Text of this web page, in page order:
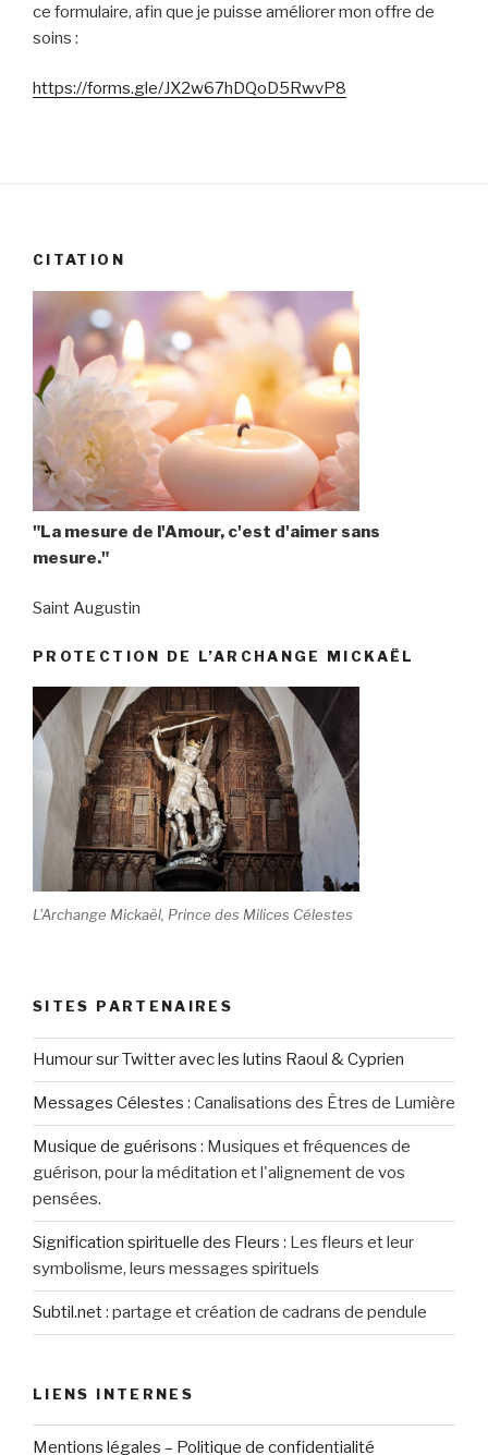
ce formulaire, afin que je puisse améliorer mon offre de
soins :
https://forms.gle/JX2w67hDQoD5RwvP8
CITATION
"La mesure de l'Amour, c'est d'aimer sans
mesure."
Saint Augustin
PROTECTION DE L’ARCHANGE MICKAËL
L'Archange Mickaël, Prince des Milices Célestes
SITES PARTENAIRES
Humour sur Twitter avec les lutins Raoul & Cyprien
Messages Célestes : Canalisations des Êtres de Lumière
Musique de guérisons : Musiques et fréquences de
guérison, pour la méditation et l'alignement de vos
pensées.
Signification spirituelle des Fleurs : Les fleurs et leur
symbolisme, leurs messages spirituels
Subtil.net: partage et création de cadrans de pendule
LIENS INTERNES
Mentions légales – Politique de confidentialité